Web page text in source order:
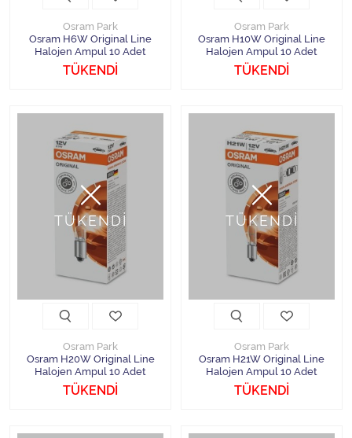
Osram Park
Osram H6W Original Line
Halojen Ampul 10 Adet
TÜKENDİ
Osram Park
Osram H10W Original Line
Halojen Ampul 10 Adet
TÜKENDİ
TÜKENDİ
Osram Park
Osram H20W Original Line
Halojen Ampul 10 Adet
TÜKENDİ
TÜKENDİ
Osram Park
Osram H21W Original Line
Halojen Ampul 10 Adet
TÜKENDİ